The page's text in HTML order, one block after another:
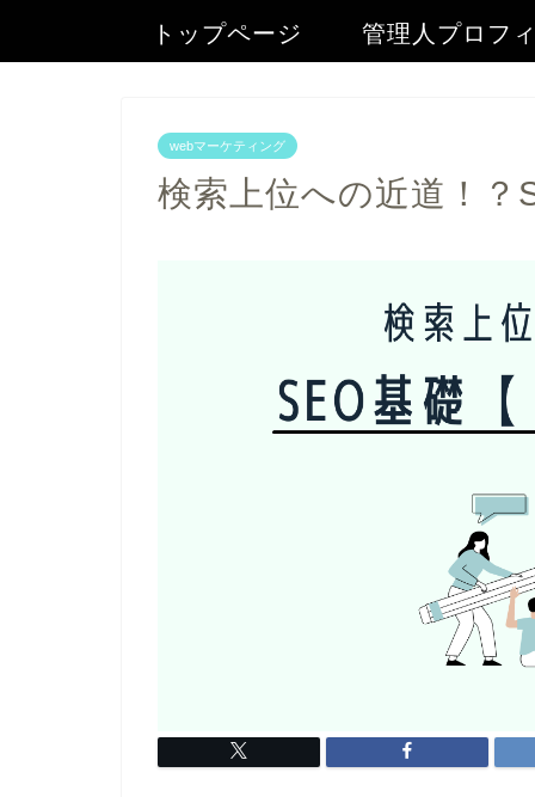
トップページ 管理人プロフ
webマーケティング
検索上位への近道！？